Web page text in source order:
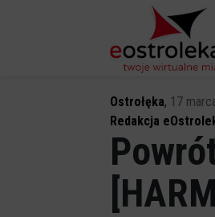
Ostrołęka, 17
Redakcja